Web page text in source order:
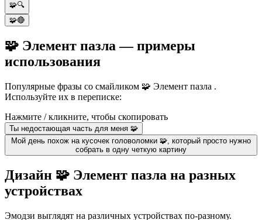
🧩🔍
🧩🔴
🧩 Элемент пазла — примеры
использования
Популярные фразы со смайликом 🧩 Элемент пазла .
Используйте их в переписке:
Нажмите / кликните, чтобы скопировать
Ты недостающая часть для меня 🧩
Мой день похож на кусочек головоломки 🧩, который просто нужно
собрать в одну четкую картину
Дизайн 🧩 Элемент пазла на разных
устройствах
Эмодзи выглядят на различных устройствах по-разному.